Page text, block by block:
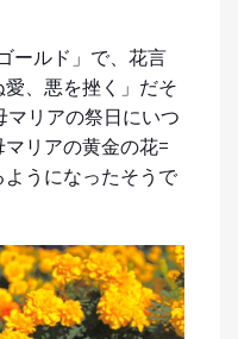
ールド」で、花言
、悪を挫く」だそ
マリアの祭日にいつ
リアの黄金の花=
うになったそうで